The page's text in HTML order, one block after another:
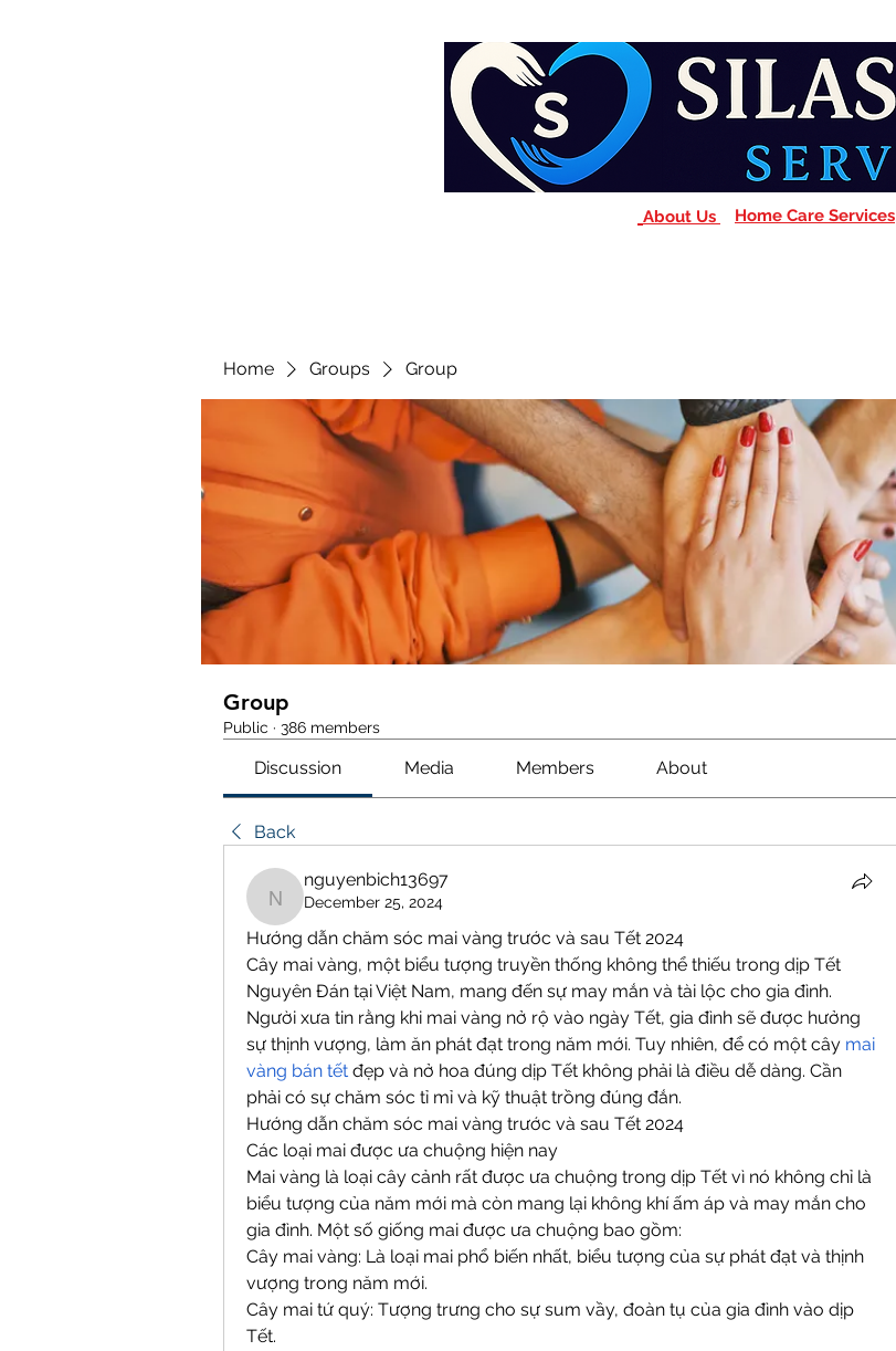
About Us Home Care Services
Home Groups Group
Group
Public · 386 members
Discussion Media Members About
Back
nguyenbich13697
nguyenbich13697
December 25, 2024
Hướng dẫn chăm sóc mai vàng trước và sau Tết 2024
Cây mai vàng, một biểu tượng truyền thống không thể thiếu trong dịp Tết
Nguyên Đán tại Việt Nam, mang đến sự may mắn và tài lộc cho gia đình.
Người xưa tin rằng khi mai vàng nở rộ vào ngày Tết, gia đình sẽ được hưởng
sự thịnh vượng, làm ăn phát đạt trong năm mới. Tuy nhiên, để có một cây mai
vàng bán tết đẹp và nở hoa đúng dịp Tết không phải là điều dễ dàng. Cần
phải có sự chăm sóc tỉ mỉ và kỹ thuật trồng đúng đắn.
Hướng dẫn chăm sóc mai vàng trước và sau Tết 2024
Các loại mai được ưa chuộng hiện nay
Mai vàng là loại cây cảnh rất được ưa chuộng trong dịp Tết vì nó không chỉ là
biểu tượng của năm mới mà còn mang lại không khí ấm áp và may mắn cho
gia đình. Một số giống mai được ưa chuộng bao gồm:
Cây mai vàng: Là loại mai phổ biến nhất, biểu tượng của sự phát đạt và thịnh
vượng trong năm mới.
Cây mai tứ quý: Tượng trưng cho sự sum vầy, đoàn tụ của gia đình vào dịp
Tết.